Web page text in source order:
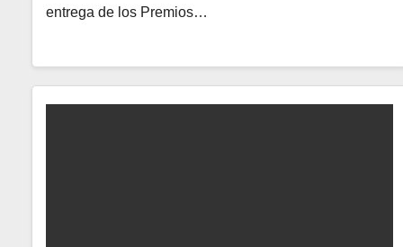
entrega de los Premios…